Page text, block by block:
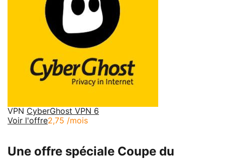
VPN CyberGhost VPN 6
Voir l'offre2,75 /mois
Une offre spéciale Coupe du